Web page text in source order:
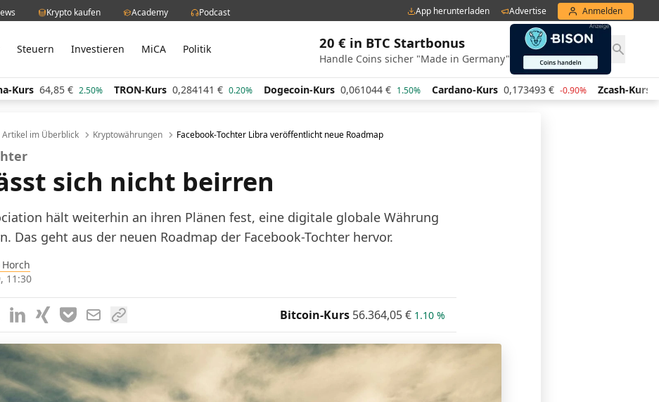
Krypto kaufen Academy Podcast App herunterladen Advertise Anmelden
Steuern Investieren MiCA Politik 20 € in BTC Startbonus
Handle Coins sicher "Made in Germany"
€ 2.50% TRON-Kurs 0,284141 € 0.20% Dogecoin-Kurs 0,061044 € 1.50% Cardano-Kurs 0,173493 € -0.90% Zcash-Kurs 439,40 €
im Überblick Kryptowährungen Facebook-Tochter Libra veröffentlicht neue Roadmap
sich nicht beirren
hält weiterhin an ihren Plänen fest, eine digitale globale Währung
Das geht aus der neuen Roadmap der Facebook-Tochter hervor.
11:30
Bitcoin-Kurs 56.364,05€ 1.10 %